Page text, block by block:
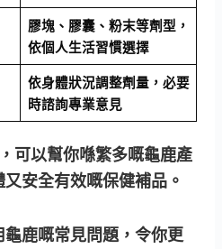
膠塊、膠囊、粉末等劑型，
依個人生活習慣選擇
依身體狀況調整劑量，必要
時諮詢專業意見
可以幫你喺繁多嘅龜鹿產
安全有效嘅保健補品。
鹿嘅常見問題，令你更